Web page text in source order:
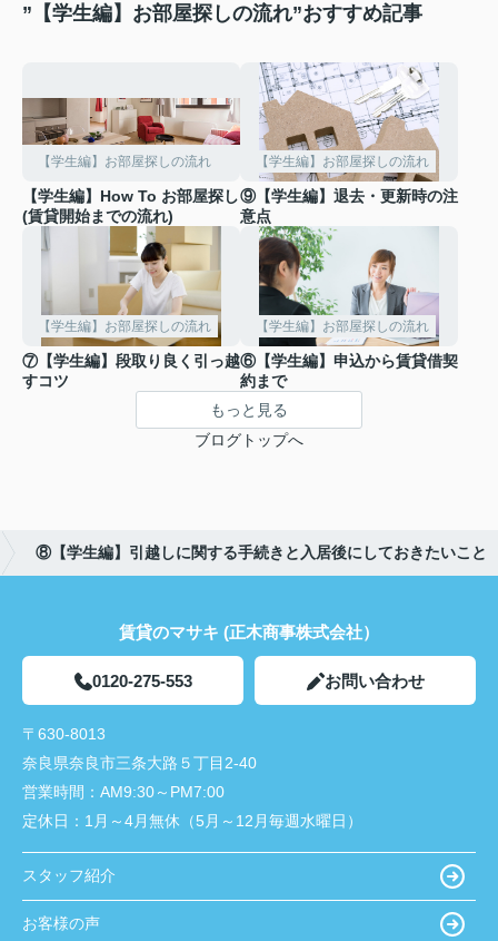
”【学生編】お部屋探しの流れ”おすすめ記事
【学生編】お部屋探しの流れ
【学生編】How To お部屋探し
(賃貸開始までの流れ)
【学生編】お部屋探しの流れ
⑨【学生編】退去・更新時の注
意点
【学生編】お部屋探しの流れ
⑦【学生編】段取り良く引っ越
すコツ
【学生編】お部屋探しの流れ
⑥【学生編】申込から賃貸借契
約まで
もっと見る
ブログトップへ
⑧【学生編】引越しに関する手続きと入居後にしておきたいこと
賃貸のマサキ (正木商事株式会社）
0120-275-553 お問い合わせ
〒630-8013
奈良県奈良市三条大路５丁目2-40
営業時間： AM9:30～PM7:00
定休日： 1月～4月無休（5月～12月毎週水曜日）
スタッフ紹介
お客様の声